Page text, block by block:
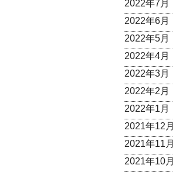
2022年7月
2022年6月
2022年5月
2022年4月
2022年3月
2022年2月
2022年1月
2021年12月
2021年11月
2021年10月